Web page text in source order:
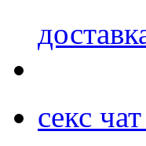
секс